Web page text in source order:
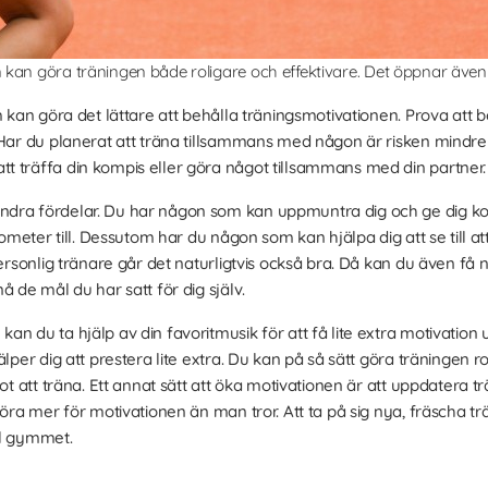
göra träningen både roligare och effektivare. Det öppnar
göra det lättare att behålla träningsmotivationen. Prova att
du planerat att träna tillsammans med någon är risken
träffa din kompis eller göra något tillsammans med din partner.
fördelar. Du har någon som kan uppmuntra dig och ge dig
till. Dessutom har du någon som kan hjälpa dig att se till
tränare går det naturligtvis också bra. Då kan du även få
de mål du har satt för dig själv.
du ta hjälp av din favoritmusik för att få lite extra motivation
dig att prestera lite extra. Du kan på så sätt göra träningen
att träna. Ett annat sätt att öka motivationen är att uppdatera
mer för motivationen än man tror. Att ta på sig nya, fräscha
gymmet.